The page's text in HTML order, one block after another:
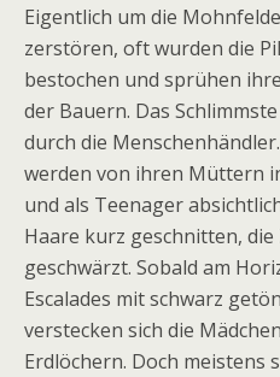
Eigentlich um die
zerstören, oft wurden die
bestochen und sprühen
der Bauern. Das
durch die
werden von ihren Müttern
und als Teenager
Haare kurz geschnitten,
geschwärzt. Sobald am
Escalades mit schwarz
verstecken sich die
Erdlöchern. Doch meistens